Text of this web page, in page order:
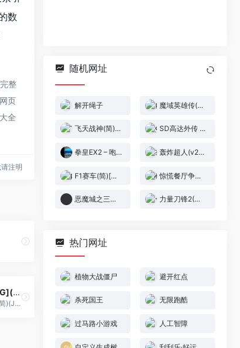
数
整
页
全
注明
舞之刃 – 闪光[PGCG](简)(JP)(64.08Mb)
舞之刃 - 闪光[PGCG](简)(JP)(64.08Mb)
随机网址
解开绳子 魔域英雄传(简)[外星科技](CN)[RPG](4Mb)
飞天战神(简)[虫虫](JP)[STG](0.31Mb) SD高达外传 – 骑士高达故事3 – 传说之骑士团(简)[外星科技](JP)[RPG](6Mb)
拳皇EX2 – 咆哮之血[孤独狮子&恒星月&天空联盟](简)(JP)(64Mb) 轰炸超人(v20100411)(繁)[Nokoh](JP)[PUZ](0.31Mb)
F1赛车(简)[MS](JP)[RAC](0.18Mb) 惊慌餐厅争夺战(简)[九班](GB)[ACT](2Mb)
恶魔城之三饶传奇 同人版 53.00 力量刀锋2(简)[逆游的五彩鱼](US)[ACT](4Mb)
热门网址
植物大战僵尸 避开红点
杀死国王 无限跑酷
过马路小游戏 人工智障